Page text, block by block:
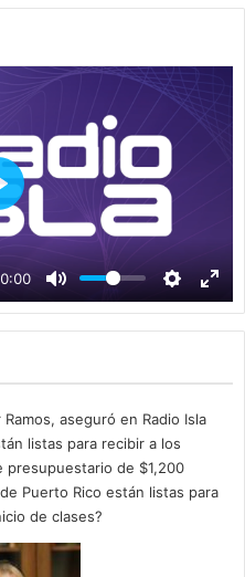
aseguró en Radio Isla
listas para recibir a los
de $1,200
Puerto Rico están listas para
de clases?